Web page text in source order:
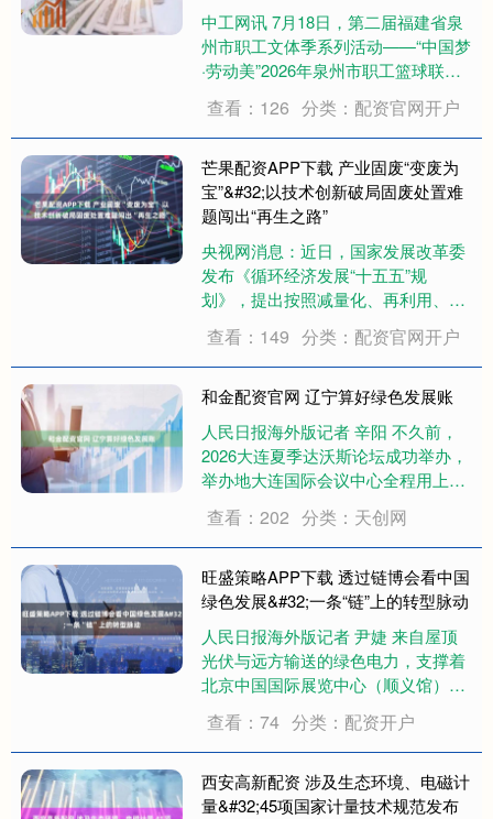
中工网讯 7月18日，第二届福建省泉
州市职工文体季系列活动——“中国梦
·劳动美”2026年泉州市职工篮球联赛
（“泉州工BA”）总决赛在晋江工人文
化宫职工体育中心精彩落幕。全市各
行各业职工健儿以篮球为媒，赛作
风、展风采、聚合力，上演巅峰对
决。....
查看：126 分类：配资官网开户
芒果配资APP下载 产业固废“变废为
宝”&#32;以技术创新破局固废处置难
题闯出“再生之路”
央视网消息：近日，国家发展改革委
发布《循环经济发展“十五五”规
划》，提出按照减量化、再利用、资
源化的原则，聚焦重点领域和关键环
节，降低资源消耗和碳排放，提升资
源利用效率。 在江苏盐城大丰港经济
开发区，园区内一条条管道将企业紧
密连接。丰源热电....
查看：149 分类：配资官网开户
和金配资官网 辽宁算好绿色发展账
人民日报海外版记者 辛阳 不久前，
2026大连夏季达沃斯论坛成功举办，
举办地大连国际会议中心全程用上
来自本地的风电、光电、核电。国网
大连供电公司测算，会期场馆消纳绿
色电力约110万千瓦时，可减排二氧
化碳58....
查看：202 分类：天创网
旺盛策略APP下载 透过链博会看中国
绿色发展&#32;一条“链”上的转型脉动
人民日报海外版记者 尹婕 来自屋顶
光伏与远方输送的绿色电力，支撑着
北京中国国际展览中心（顺义馆）的
国际供应链促进博览会（以下简称“链
博会”），依托“分布式光伏+绿证”双
轨绿色供能模式，实现全部场馆
100%绿电....
查看：74 分类：配资开户
西安高新配资 涉及生态环境、电磁计
量&#32;45项国家计量技术规范发布